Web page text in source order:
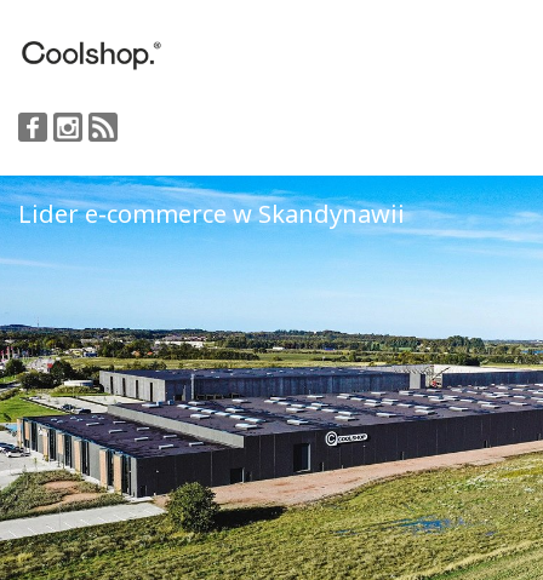
Lider e-commerce w Skandynawii